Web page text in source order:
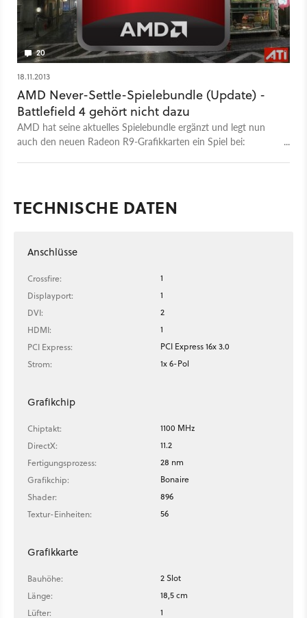
20
18.11.2013
AMD Never-Settle-Spielebundle (Update) -
Battlefield 4 gehört nicht dazu
AMD hat seine aktuelles Spielebundle ergänzt und legt nun
auch den neuen Radeon R9-Grafikkarten ein Spiel bei:
TECHNISCHE DATEN
Anschlüsse
Crossfire:
1
Displayport:
1
DVI:
2
HDMI:
1
PCI Express:
PCI Express 16x 3.0
Strom:
1x 6-Pol
Grafikchip
Chiptakt:
1100 MHz
DirectX:
11.2
Fertigungsprozess:
28 nm
Grafikchip:
Bonaire
Shader:
896
Textur-Einheiten:
56
Grafikkarte
Bauhöhe:
2 Slot
Länge:
18,5 cm
Lüfter:
1